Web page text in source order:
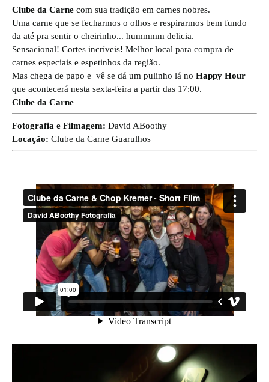
Clube da Carne com sua tradição em carnes nobres.
Uma carne que se fecharmos o olhos e respirarmos bem fundo
da até pra sentir o cheirinho... hummmm delicia.
Sensacional! Cortes incríveis! Melhor local para compra de
carnes especiais e espetinhos da região.
Mas chega de papo e vê se dá um pulinho lá no Happy Hour
que acontecerá nesta sexta-feira a partir das 17:00.
Clube da Carne
Fotografia e Filmagem: David ABoothy
Locação: Clube da Carne Guarulhos